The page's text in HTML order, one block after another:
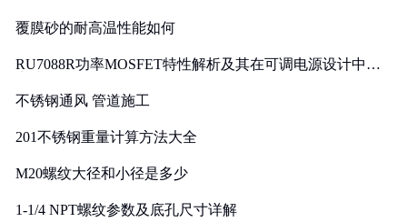
覆膜砂的耐高温性能如何
RU7088R功率MOSFET特性解析及其在可调电源设计中的
不锈钢通风 管道施工
201不锈钢重量计算方法大全
M20螺纹大径和小径是多少
1-1/4 NPT螺纹参数及底孔尺寸详解